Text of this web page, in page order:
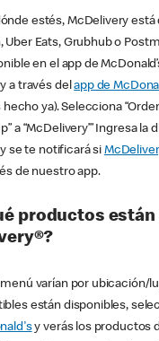
estés, McDelivery está
Uber Eats, Grubhub o
en el app de
a través delapp de
hecho ya). Selecciona
a “McDelivery’” Ingresa la
se te notificará si
de nuestro app.
productos
varían por ubicación/
están disponibles,
y verás los productos